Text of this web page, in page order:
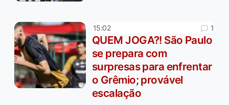
15:02 1
QUEM JOGA?! São Paulo
se prepara com
surpresas para enfrentar
o Grêmio; provável
escalação